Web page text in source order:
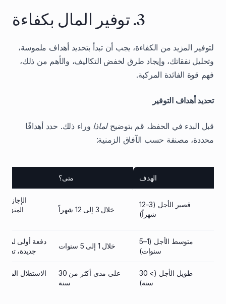
3. توفير المال بكفاءة
لتوفير المزيد من الكفاءة، يجب أن تبدأ بتحديد أهداف ملموسة،
وتحليل نفقاتك، وإيجاد طرق لخفض التكاليف، والأهم من ذلك،
فهم قوة الفائدة المركبة.
تحديد أهداف التوفير
قبل البدء في الحفظ، قم بتوضيحلماذاوراء ذلك. حدد أهدافًا
محددة، مصنفة حسب الآفاق الزمنية:
الهدف متى؟
قصير الأجل (3–12
شهراً)
خلال 3 إلى 12 شهراً
الإجازات،
متوسط الأجل (1–5
سنوات)
خلال 1 إلى 5 سنوات
دفعة أولى
جديدة، تعليم
طويل الأجل (> 30
سنة)
على مدى أكثر من 30
سنة
الاستقلال المالي،